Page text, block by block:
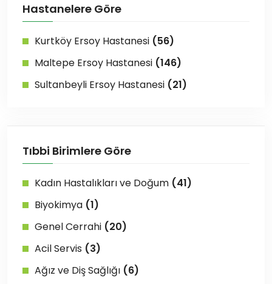
Hastanelere Göre
Kurtköy Ersoy Hastanesi (56)
Maltepe Ersoy Hastanesi (146)
Sultanbeyli Ersoy Hastanesi (21)
Tıbbi Birimlere Göre
Kadın Hastalıkları ve Doğum (41)
Biyokimya (1)
Genel Cerrahi (20)
Acil Servis (3)
Ağız ve Diş Sağlığı (6)